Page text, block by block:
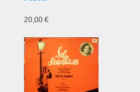
20,00 €